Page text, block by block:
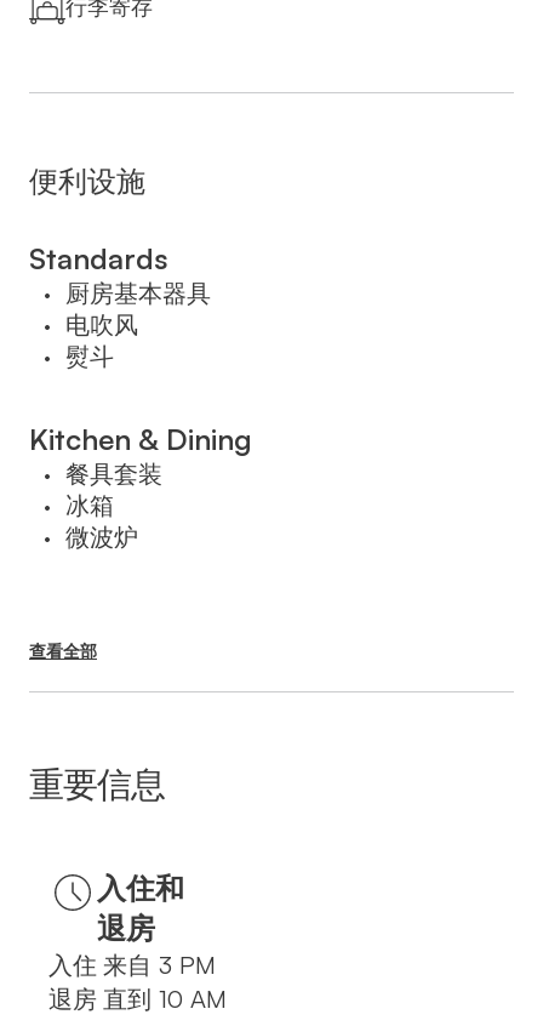
additional charge if guests are added to an
enter Israel with a tourist visa are required by
please indicate this when booking.
שימו לב כי המחיר משתנה בהתאם למספר
האורחים, ויש תוספת תשלום אם מוסיפים
אורחים להזמנה קיימת. תיירים שלא נכנסים
לישראל עם ויזת תייר נדרשים על פי חוק לשלם
מע"מ בשיעור של 18%. בשבתות, צ'ק-אאוט
בעת ההזמנה.
行李寄存
便利设施
Standards
• 厨房基本器具
• 电吹风
• 熨斗
Kitchen & Dining
• 餐具套装
• 冰箱
• 微波炉
查看全部
重要信息
入住和
退房
入住 来自 3 PM
退房 直到 10 AM